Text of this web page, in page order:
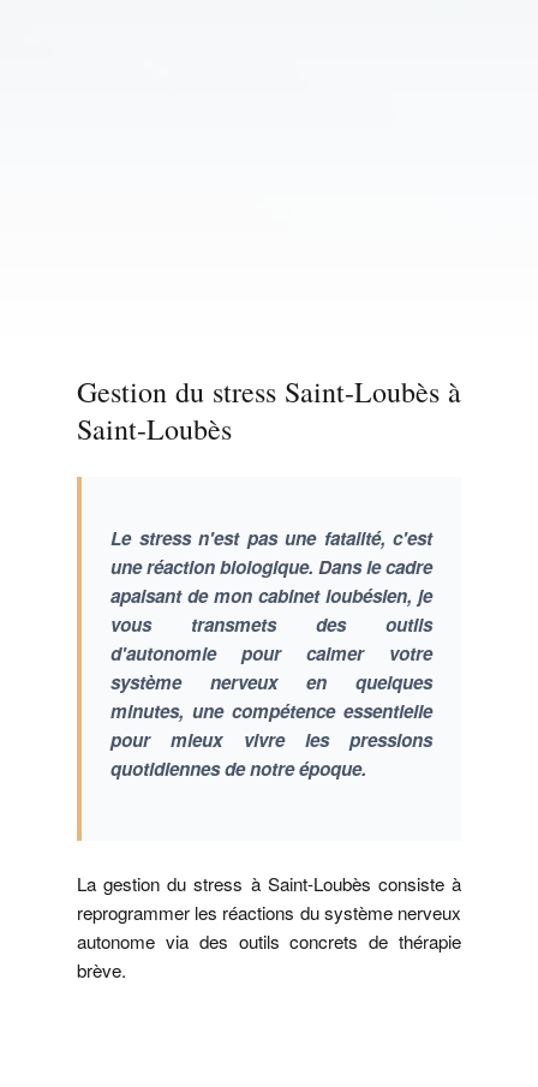
Gestion du stress Saint-Loubès à
Saint-Loubès
Le stress n'est pas une fatalité, c'est
une réaction biologique. Dans le cadre
apaisant de mon cabinet loubésien, je
vous transmets des outils
d'autonomie pour calmer votre
système nerveux en quelques
minutes, une compétence essentielle
pour mieux vivre les pressions
quotidiennes de notre époque.
La gestion du stress à Saint-Loubès consiste à
reprogrammer les réactions du système nerveux
autonome via des outils concrets de thérapie
brève.